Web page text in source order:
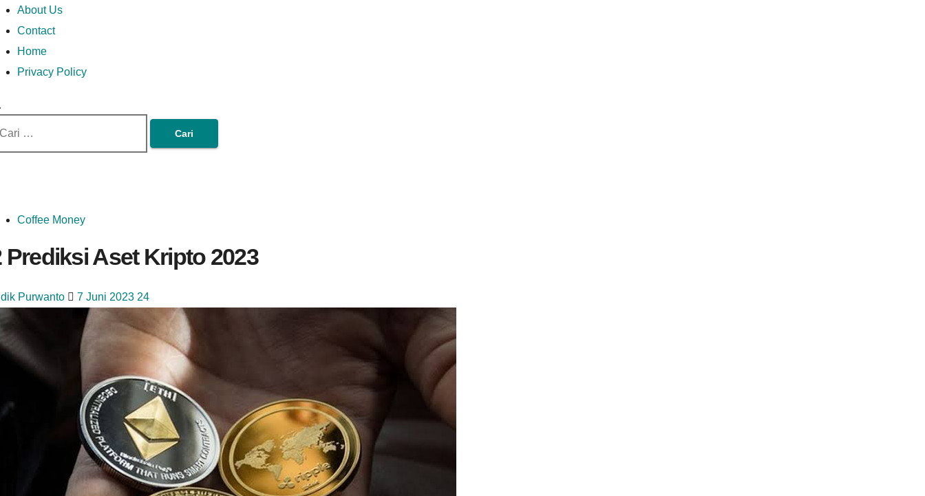
Skip
to
content
Money In Every
Way
Lets Talk About MoneyIn Every Way
About Us
Contact
Home
Privacy Policy
Coffee Money
Prediksi Aset Kripto 2023
Purwanto 7 Juni 2023 24